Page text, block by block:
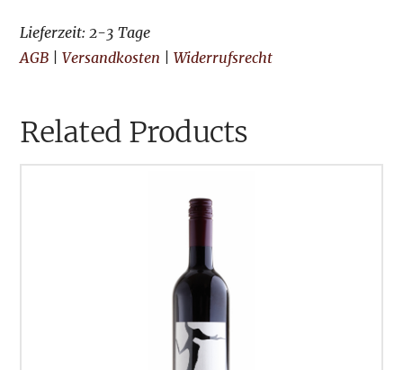
Lieferzeit: 2-3 Tage
AGB |Versandkosten |Widerrufsrecht
Related Products